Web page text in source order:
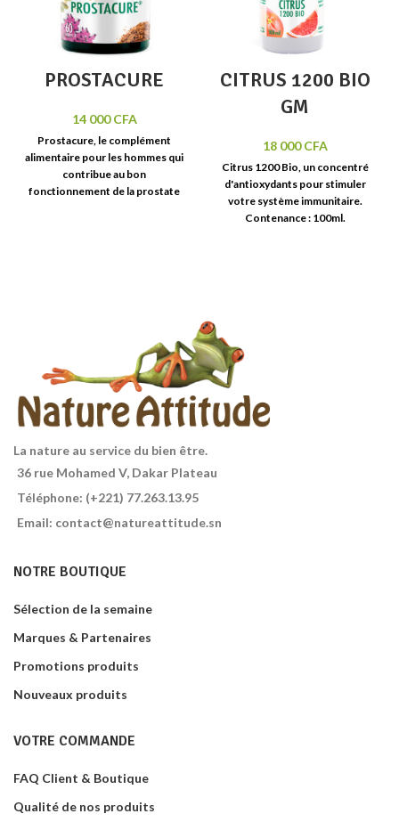
PROSTACURE
14 000CFA
Prostacure, le complément
alimentaire pour les hommes qui
contribue au bon
fonctionnement de la prostate
CITRUS 1200 BIO
GM
18 000CFA
Citrus1200 Bio, un concentré
d'antioxydantspour stimuler
votre système immunitaire.
Contenance : 100ml.
La nature au service du bien être.
36 rue Mohamed V, Dakar Plateau
Téléphone: (+221) 77.263.13.95
Email: contact@natureattitude.sn
NOTRE BOUTIQUE
Sélection de la semaine
Marques & Partenaires
Promotions produits
Nouveaux produits
VOTRE COMMANDE
FAQ Client & Boutique
Qualité de nos produits